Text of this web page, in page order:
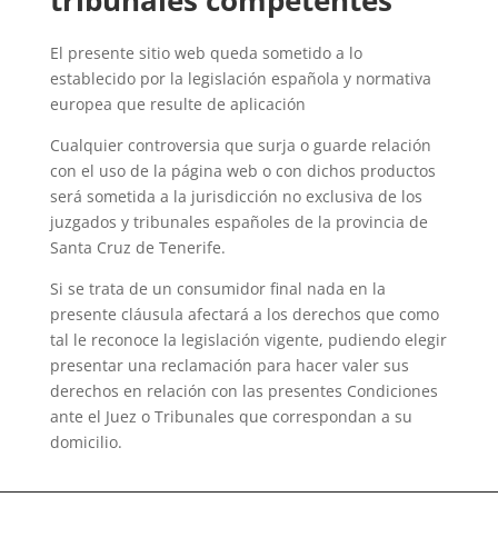
El presente sitio web queda sometido a lo
establecido por la legislación española y normativa
europea que resulte de aplicación
Cualquier controversia que surja o guarde relación
con el uso de la página web o con dichos productos
será sometida a la jurisdicción no exclusiva de los
juzgados y tribunales españoles de la provincia de
Santa Cruz de Tenerife.
Si se trata de un consumidor final nada en la
presente cláusula afectará a los derechos que como
tal le reconoce la legislación vigente, pudiendo elegir
presentar una reclamación para hacer valer sus
derechos en relación con las presentes Condiciones
ante el Juez o Tribunales que correspondan a su
domicilio.